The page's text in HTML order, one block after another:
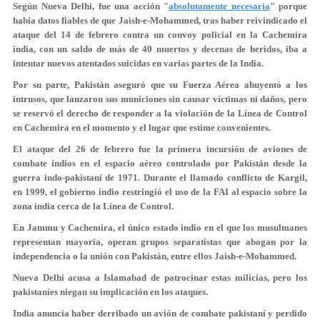
Según Nueva Delhi, fue una acción "absolutamente necesaria" porque
había datos fiables de que Jaish-e-Mohammed, tras haber reivindicado el
ataque del 14 de febrero contra un convoy policial en la Cachemira
india, con un saldo de más de 40 muertos y decenas de heridos, iba a
intentar nuevos atentados suicidas en varias partes de la India.
Por su parte, Pakistán aseguró que su Fuerza Aérea ahuyentó a los
intrusos, que lanzaron sus municiones sin causar víctimas ni daños, pero
se reservó el derecho de responder a la violación de la Línea de Control
en Cachemira en el momento y el lugar que estime convenientes.
El ataque del 26 de febrero fue la primera incursión de aviones de
combate indios en el espacio aéreo controlado por Pakistán desde la
guerra indo-pakistaní de 1971. Durante el llamado conflicto de Kargil,
en 1999, el gobierno indio restringió el uso de la FAI al espacio sobre la
zona india cerca de la Línea de Control.
En Jammu y Cachemira, el único estado indio en el que los musulmanes
representan mayoría, operan grupos separatistas que abogan por la
independencia o la unión con Pakistán, entre ellos Jaish-e-Mohammed.
Nueva Delhi acusa a Islamabad de patrocinar estas milicias, pero los
pakistaníes niegan su implicación en los ataques.
India anuncia haber derribado un avión de combate pakistaní y perdido